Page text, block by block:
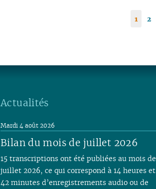
1 2
Actualités
Bilan du mois de juillet 2026
Mardi 4 août 2026
15 transcriptions ont été publiées au mois de
juillet 2026, ce qui correspond à 14 heures et
42 minutes d’enregistrements audio ou de